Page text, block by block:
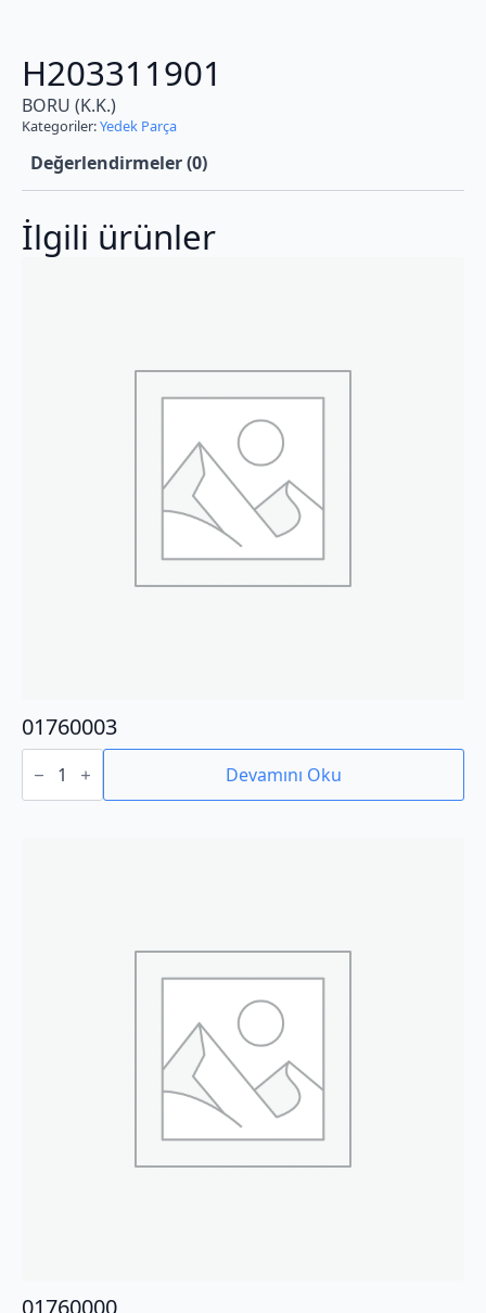
H203311901
BORU (K.K.)
Kategoriler:Yedek Parça
Değerlendirmeler (0)
İlgili ürünler
01760003
01760003
adet Devamını Oku
01760000